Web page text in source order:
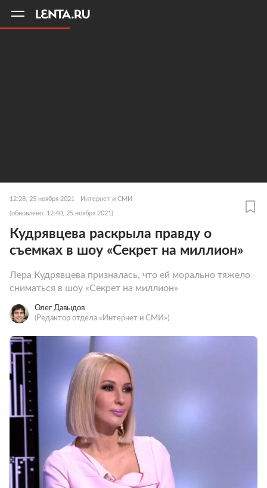
12:28, 25 ноября 2021 Интернет и СМИ
(обновлено: 12:40, 25 ноября 2021)
Кудрявцева раскрыла правду о
съемках в шоу «Секрет на миллион»
Лера Кудрявцева призналась, что ей морально тяжело
сниматься в шоу «Секрет на миллион»
Олег Давыдов
(Редактор отдела «Интернет и СМИ»)